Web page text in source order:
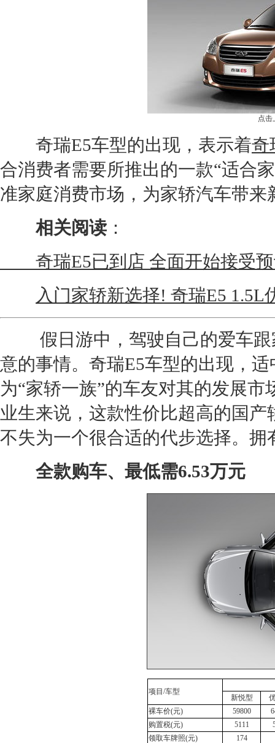
点击
奇瑞E5车型的出现，表示着奇
合消费者需要所推出的一款“适合
准家庭消费市场，为家轿汽车带来
相关阅读 ：
奇瑞E5已到店 全面开始接受预
入门家轿新选择! 奇瑞E5 1.5L
假日游中，驾驶自己的爱车跟
意的事情。 奇瑞E5车型的出现，
为“家轿一族”的车友对其的发展
业生来说，这款性价比超高的国
不失为一个很合适的代步选择。
全款购车、最低需6.53万元
项目/车型
新悦型
裸车价(元)
59800
购置税(元)
5111
领取车牌照(元)
174